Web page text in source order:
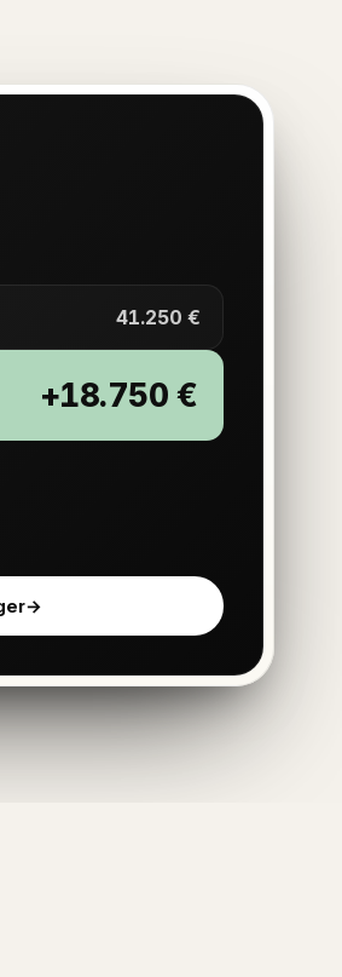
41.250 €
+18.750 €